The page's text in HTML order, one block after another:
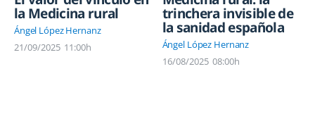
la Medicina rural
Ángel López Hernanz
21/09/2025 11:00h
trinchera invisible de
la sanidad española
Ángel López Hernanz
16/08/2025 08:00h